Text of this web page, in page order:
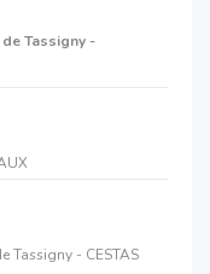
Tassigny -
Tassigny - CESTAS